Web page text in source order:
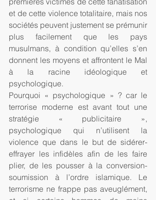
et de cette violence totalitaire, mais nos
sociétés peuvent justement se prémunir
plus facilement que les pays
musulmans, à condition qu’elles s’en
donnent les moyens et affrontent le Mal
à la racine idéologique et
psychologique.
Pourquoi « psychologique » ? car le
terrorise moderne est avant tout une
stratégie « publicitaire »,
psychologique qui n’utilisent la
violence que dans le but de sidérer-
effrayer les infidèles afin de les faire
plier, de les pousser à la conversion-
soumission à l’ordre islamique. Le
terrorisme ne frappe pas aveuglément,